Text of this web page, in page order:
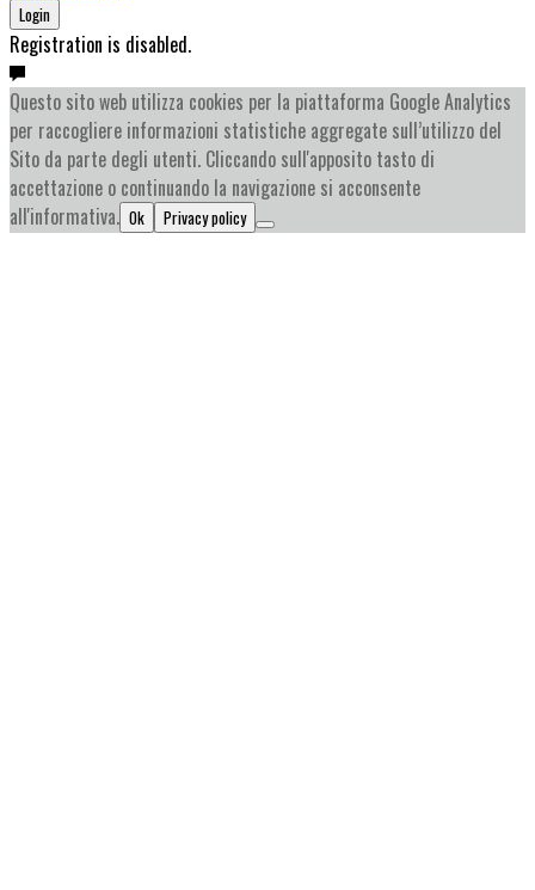
Login
Registration is disabled.
Questo sito web utilizza cookies per la piattaforma Google Analytics
per raccogliere informazioni statistiche aggregate sull’utilizzo del
Sito da parte degli utenti. Cliccando sull'apposito tasto di
accettazione o continuando la navigazione si acconsente
all'informativa. Ok Privacy policy